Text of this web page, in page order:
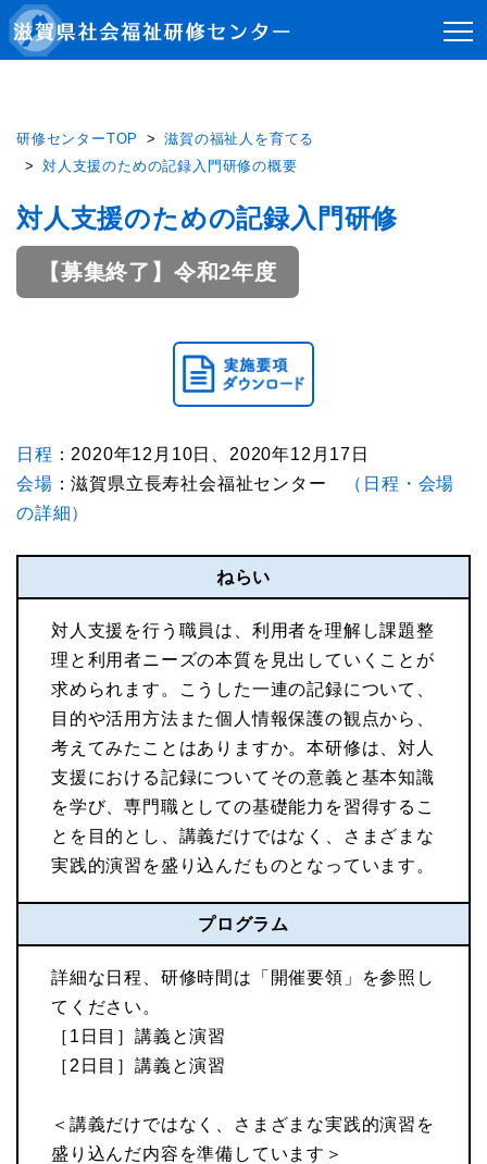
研修センターTOP
滋賀の福祉人を育てる
対人支援のための記録入門研修の概要
対人支援のための記録入門研修
【募集終了】令和2年度
日程 ：2020年12月10日、2020年12月17日
会場 ：滋賀県立長寿社会福祉センター
（日程・会場
の詳細）
ねらい
対人支援を行う職員は、利用者を理解し課題整
理と利用者ニーズの本質を見出していくことが
求められます。こうした一連の記録について、
目的や活用方法また個人情報保護の観点から、
考えてみたことはありますか。本研修は、対人
支援における記録についてその意義と基本知識
を学び、専門職としての基礎能力を習得するこ
とを目的とし、講義だけではなく、さまざまな
実践的演習を盛り込んだものとなっています。
プログラム
詳細な日程、研修時間は「開催要領」を参照し
てください。
［1日目］講義と演習
［2日目］講義と演習
＜講義だけではなく、さまざまな実践的演習を
盛り込んだ内容を準備しています＞